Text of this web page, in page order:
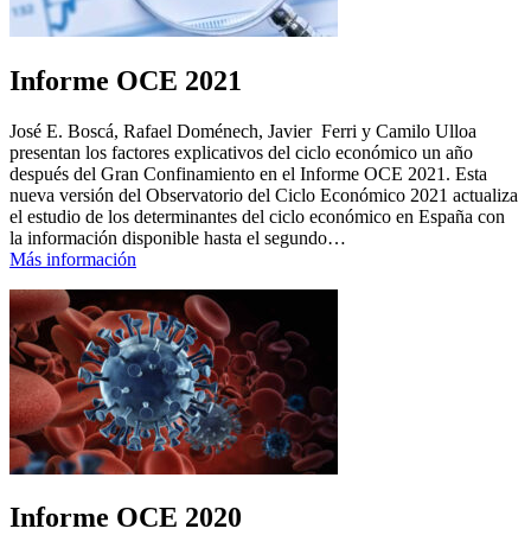
Informe OCE 2021
José E. Boscá, Rafael Doménech, Javier Ferri y Camilo Ulloa
presentan los factores explicativos del ciclo económico un año
después del Gran Confinamiento en el Informe OCE 2021. Esta
nueva versión del Observatorio del Ciclo Económico 2021 actualiza
el estudio de los determinantes del ciclo económico en España con
la información disponible hasta el segundo…
Más información
Informe OCE 2020